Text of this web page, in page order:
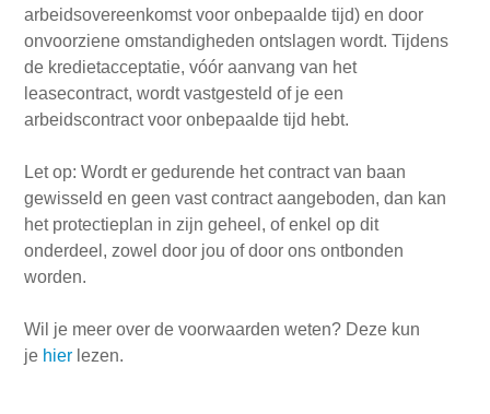
arbeidsovereenkomst voor onbepaalde tijd) en door
onvoorziene omstandigheden ontslagen wordt. Tijdens
de kredietacceptatie, vóór aanvang van het
leasecontract, wordt vastgesteld of je een
arbeidscontract voor onbepaalde tijd hebt.
Let op: Wordt er gedurende het contract van baan
gewisseld en geen vast contract aangeboden, dan kan
het protectieplan in zijn geheel, of enkel op dit
onderdeel, zowel door jou of door ons ontbonden
worden.
Wil je meer over de voorwaarden weten? Deze kun
je hier lezen.